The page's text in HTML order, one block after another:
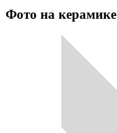
Фото на керамике